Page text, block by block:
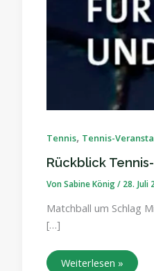
Tennis, Tennis-
Rückblick
VonSabine König/ 28. Juli
Matchball um Schlag
[…]
Weiterlesen »